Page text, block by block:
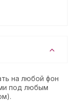
на любой фон
под любым